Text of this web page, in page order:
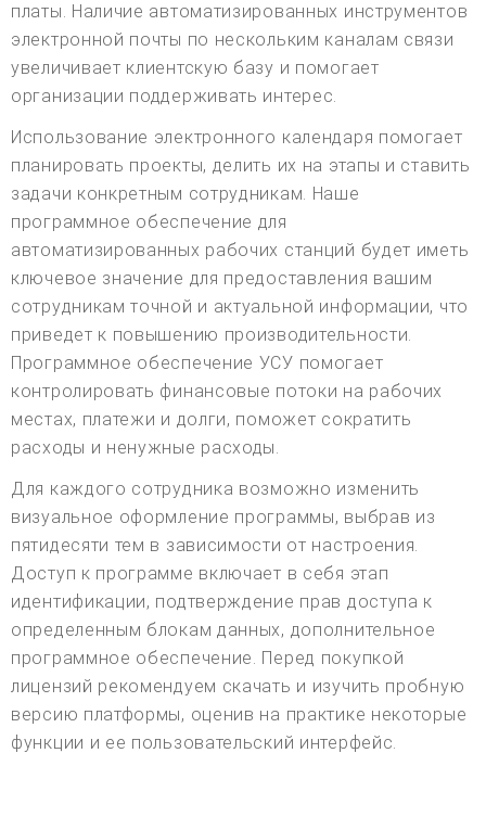
платы. Наличие автоматизированных инструментов
электронной почты по нескольким каналам связи
увеличивает клиентскую базу и помогает
организации поддерживать интерес.
Использование электронного календаря помогает
планировать проекты, делить их на этапы и ставить
задачи конкретным сотрудникам. Наше
программное обеспечение для
автоматизированных рабочих станций будет иметь
ключевое значение для предоставления вашим
сотрудникам точной и актуальной информации, что
приведет к повышению производительности.
Программное обеспечение УСУ помогает
контролировать финансовые потоки на рабочих
местах, платежи и долги, поможет сократить
расходы и ненужные расходы.
Для каждого сотрудника возможно изменить
визуальное оформление программы, выбрав из
пятидесяти тем в зависимости от настроения.
Доступ к программе включает в себя этап
идентификации, подтверждение прав доступа к
определенным блокам данных, дополнительное
программное обеспечение. Перед покупкой
лицензий рекомендуем скачать и изучить пробную
версию платформы, оценив на практике некоторые
функции и ее пользовательский интерфейс.